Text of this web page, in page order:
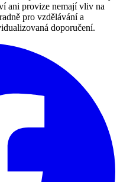
ani provize nemají vliv na
pro vzdělávání a
doporučení.